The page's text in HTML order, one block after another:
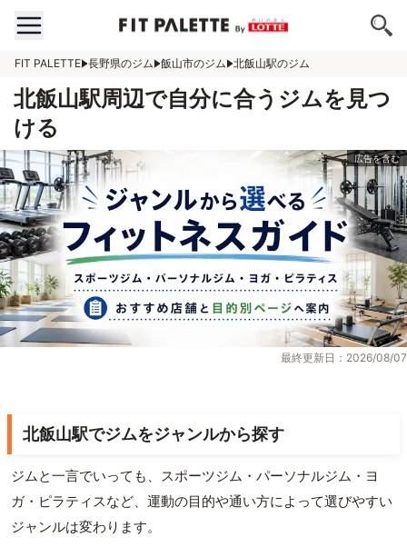
FIT PALETTE 長野県のジム 飯山市のジム 北飯山駅のジム
北飯山駅周辺で自分に合うジムを見つ
ける
最終更新日：2026/08/07
北飯山駅でジムをジャンルから探す
ジムと一言でいっても、スポーツジム・パーソナルジム・ヨ
ガ・ピラティスなど、運動の目的や通い方によって選びやすい
ジャンルは変わります。